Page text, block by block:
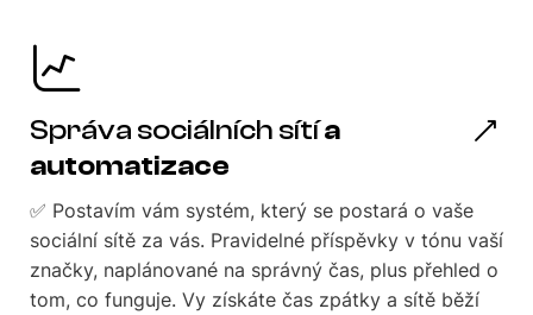
Správa sociálních sítía
automatizace
✅ Postavím vám systém, který se postará o vaše
sociální sítě za vás. Pravidelné příspěvky v tónu vaší
značky, naplánované na správný čas, plus přehled o
tom, co funguje. Vy získáte čas zpátky a sítě běží